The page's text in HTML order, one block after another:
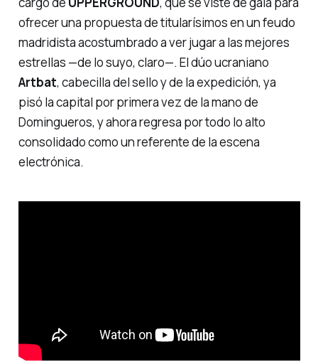
ofrecer una propuesta detitularísimosen un feudo
madridista acostumbrado a ver jugar a las mejores
estrellas —de lo suyo, claro—. El dúo ucraniano
Artbat, cabecilla del sello y de la expedición, ya
pisó la capital por primera vez de la mano de
Domingueros, y ahora regresa por todo lo alto
consolidado como un referente de la escena
electrónica.